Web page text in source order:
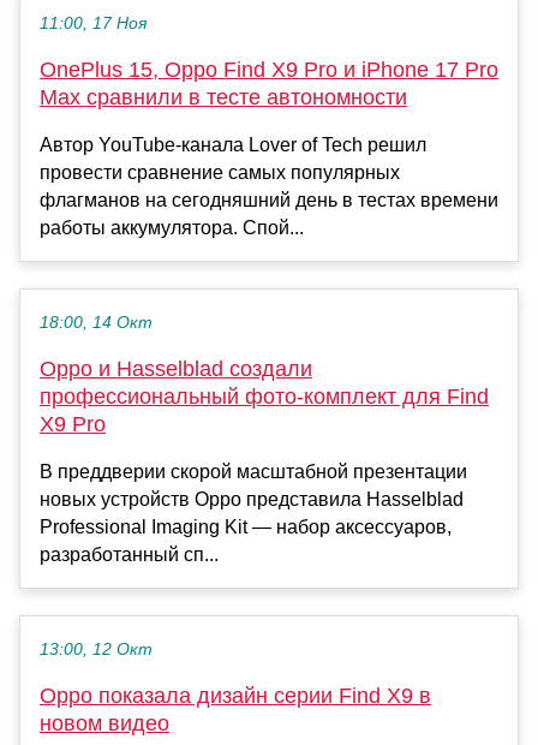
11:00, 17 Ноя
OnePlus 15, Oppo Find X9 Pro и iPhone 17 Pro
Max сравнили в тесте автономности
Автор YouTube-канала Lover of Tech решил
провести сравнение самых популярных
флагманов на сегодняшний день в тестах времени
работы аккумулятора. Спой...
18:00, 14 Окт
Oppo и Hasselblad создали
профессиональный фото-комплект для Find
X9 Pro
В преддверии скорой масштабной презентации
новых устройств Oppo представила Hasselblad
Professional Imaging Kit — набор аксессуаров,
разработанный сп...
13:00, 12 Окт
Oppo показала дизайн серии Find X9 в
новом видео